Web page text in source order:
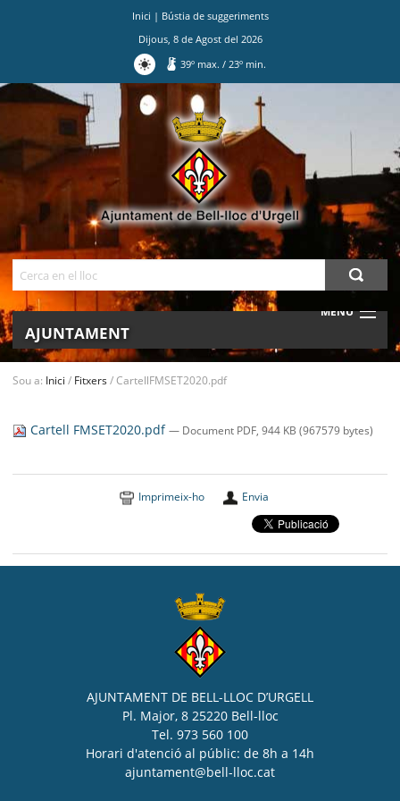
Inici | Bústia de suggeriments
Dijous, 8de Agostdel 2026
39º max./ 23º min.
MENU
AJUNTAMENT
Sou a: Inici / Fitxers/CartellFMSET2020.pdf
Cartell FMSET2020.pdf— Document PDF, 944 KB (967579 bytes)
Imprimeix-ho Envia
AJUNTAMENT DE BELL-LLOC D’URGELL
Pl. Major, 8 25220 Bell-lloc
Tel. 973 560 100
Horari d'atenció al públic: de 8h a 14h
ajuntament@bell-lloc.cat